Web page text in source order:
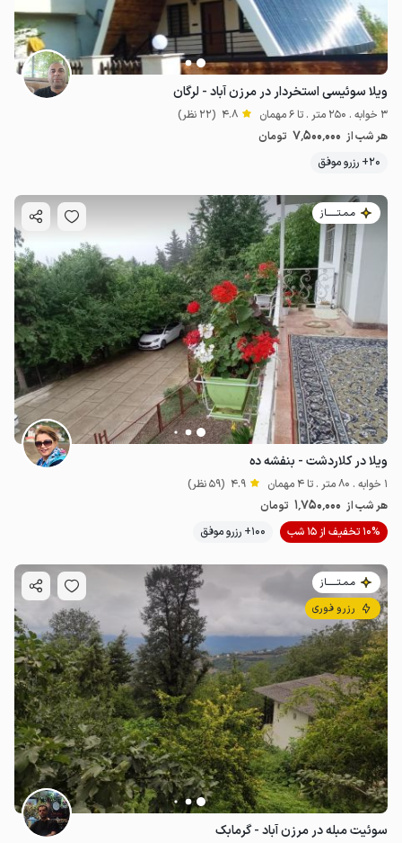
ویلا سوئیسی استخردار در مرزن آباد - لرگان
3 خوابه . 250 متر . تا 6 مهمان 4.8 (22 نظر)
هر شب از 7٬500٬000 تومان
20+ رزرو موفق
مـمـتــــــاز
ویلا در کلاردشت - بنفشه ده
1 خوابه . 80 متر . تا 4 مهمان 4.9 (59 نظر)
هر شب از 1٬750٬000 تومان
10% تخفیف از 15 شب
100+ رزرو موفق
مـمـتــــــاز
رزرو فوری
سوئیت مبله در مرزن آباد - گرمابک